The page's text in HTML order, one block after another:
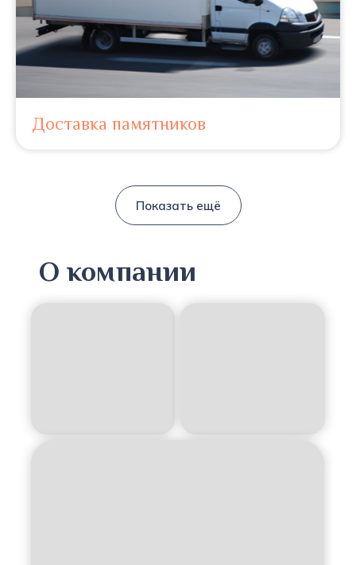
Доставка памятников
Показать ещё
О компании